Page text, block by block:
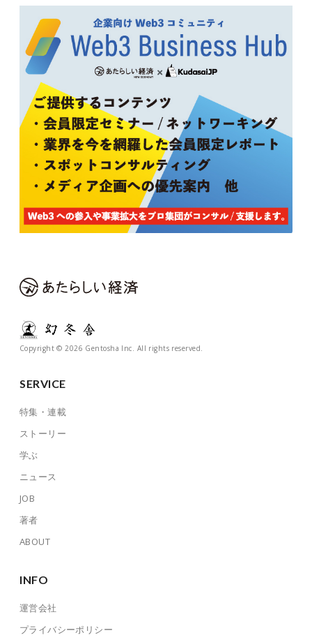
Copyright © 2026 Gentosha Inc. All rights reserved.
SERVICE
特集・連載
ストーリー
学ぶ
ニュース
JOB
著者
ABOUT
INFO
運営会社
プライバシーポリシー